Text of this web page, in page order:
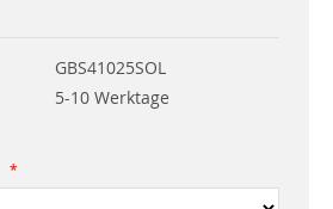
GBS41025SOL
5-10 Werktage